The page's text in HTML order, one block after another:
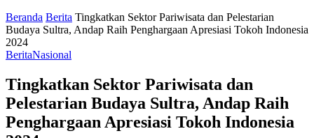
Beranda Berita Tingkatkan Sektor Pariwisata dan Pelestarian
Budaya Sultra, Andap Raih Penghargaan Apresiasi Tokoh Indonesia
2024
BeritaNasional
Tingkatkan Sektor Pariwisata dan
Pelestarian Budaya Sultra, Andap Raih
Penghargaan Apresiasi Tokoh Indonesia